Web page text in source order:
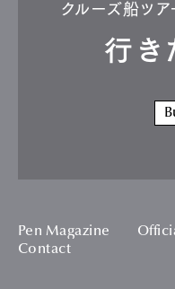
クルーズ船ツ
行き
Pen Magazine
Contact